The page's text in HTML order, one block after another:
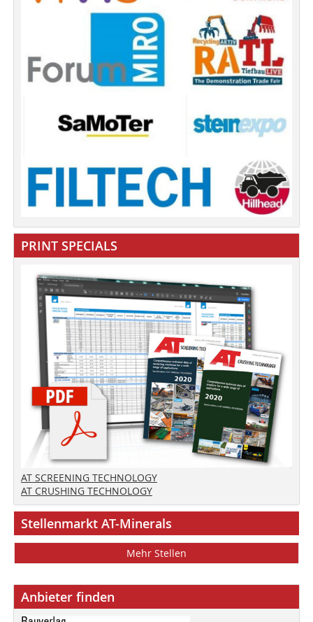
PRINT SPECIALS
AT SCREENING TECHNOLOGY
AT CRUSHING TECHNOLOGY
Stellenmarkt AT-Minerals
Mehr Stellen
Anbieter finden